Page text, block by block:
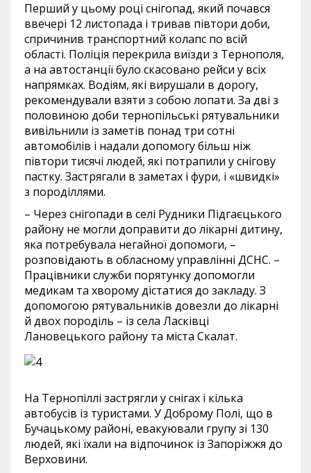
Перший у цьому році снігопад, який почався
ввечері 12 листопада і тривав півтори доби,
спричинив транспортний колапс по всій
області. Поліція перекрила виїзди з Тернополя,
а на автостанції було скасовано рейси у всіх
напрямках. Водіям, які вирушали в дорогу,
рекомендували взяти з собою лопати. За дві з
половиною доби тернопільські рятувальники
вивільнили із заметів понад три сотні
автомобілів і надали допомогу більш ніж
півтори тисячі людей, які потрапили у снігову
пастку. Застрягали в заметах і фури, і «швидкі»
з породіллями.
– Через снігопади в селі Рудники Підгаєцького
району не могли доправити до лікарні дитину,
яка потребувала негайної допомоги, –
розповідають в обласному управлінні ДСНС. –
Працівники служби порятунку допомогли
медикам та хворому дістатися до закладу. З
допомогою рятувальників довезли до лікарні
й двох породіль – із села Ласківці
Лановецького району та міста Скалат.
На Тернопіллі застрягли у снігах і кілька
автобусів із туристами. У Доброму Полі, що в
Бучацькому районі, евакуювали групу зі 130
людей, які їхали на відпочинок із Запоріжжя до
Верховини.